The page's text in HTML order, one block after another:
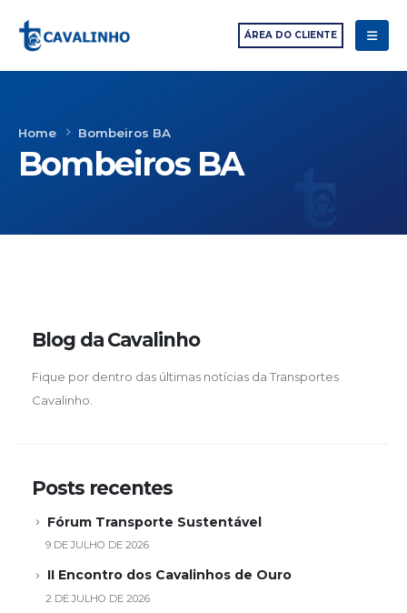
ÁREA DO CLIENTE
Home Bombeiros BA
Bombeiros BA
Blog da Cavalinho
Fique por dentro das últimas notícias da Transportes
Cavalinho.
Posts recentes
Fórum Transporte Sustentável
9 DE JULHO DE 2026
II Encontro dos Cavalinhos de Ouro
2 DE JULHO DE 2026